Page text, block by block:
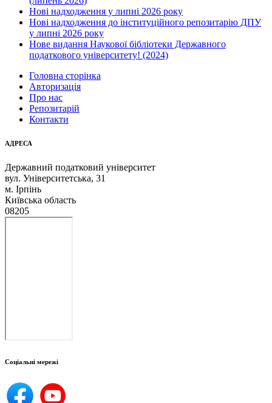
Нові надходження у липні 2026 року
Нові надходження до інституційного репозитарію ДПУ
у липні 2026 року
Нове видання Наукової бібліотеки Державного
податкового університету! (2024)
Головна сторінка
Авторизація
Про нас
Репозитарій
Контакти
АДРЕСА
Державний податковий університет
вул. Університетська, 31
м. Ірпінь
Київська область
08205
Соціальні мережі